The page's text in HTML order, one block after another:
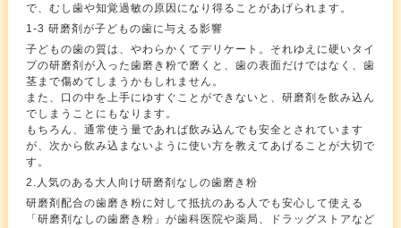
で、むし歯や知覚過敏の原因になり得ることがあげられます。
1-3 研磨剤が子どもの歯に与える影響
子どもの歯の質は、やわらかくてデリケート。それゆえに硬いタイ
プの研磨剤が入った歯磨き粉で磨くと、歯の表面だけではなく、歯
茎まで傷めてしまうかもしれません。
また、口の中を上手にゆすぐことができないと、研磨剤を飲み込ん
でしまうことにもなります。
もちろん、通常使う量であれば飲み込んでも安全とされています
が、次から飲み込まないように使い方を教えてあげることが大切で
す。
2.人気のある大人向け研磨剤なしの歯磨き粉
研磨剤配合の歯磨き粉に対して抵抗のある人でも安心して使える
「研磨剤なしの歯磨き粉」が歯科医院や薬局、ドラッグストアなど